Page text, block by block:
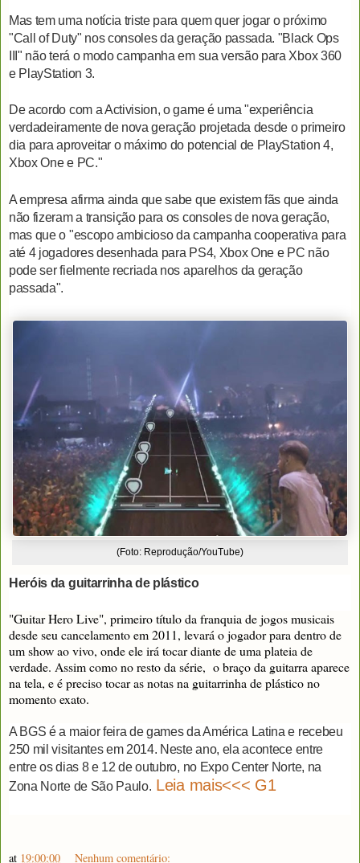
Mas tem uma notícia triste para quem quer jogar o próximo
"Call of Duty" nos consoles da geração passada. "Black Ops
III" não terá o modo campanha em sua versão para Xbox 360
e PlayStation 3.
De acordo com a Activision, o game é uma "experiência
verdadeiramente de nova geração projetada desde o primeiro
dia para aproveitar o máximo do potencial de PlayStation 4,
Xbox One e PC."
A empresa afirma ainda que sabe que existem fãs que ainda
não fizeram a transição para os consoles de nova geração,
mas que o "escopo ambicioso da campanha cooperativa para
até 4 jogadores desenhada para PS4, Xbox One e PC não
pode ser fielmente recriada nos aparelhos da geração
passada".
(Foto: Reprodução/YouTube)
Heróis da guitarrinha de plástico
"Guitar Hero Live", primeiro título da franquia de jogos musicais
desde seu cancelamento em 2011, levará o jogador para dentro de
um show ao vivo, onde ele irá tocar diante de uma plateia de
verdade. Assim como no resto da série, o braço da guitarra aparece
na tela, e é preciso tocar as notas na guitarrinha de plástico no
momento exato.
A BGS é a maior feira de games da América Latina e recebeu
250 mil visitantes em 2014. Neste ano, ela acontece entre
entre os dias 8 e 12 de outubro, no Expo Center Norte, na
Zona Norte de São Paulo. Leia mais<<< G1
at 19:00:00 Nenhum comentário: